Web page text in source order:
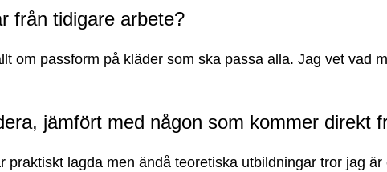
från tidigare arbete?
om passform på kläder som ska passa alla. Jag vet vad
jämfört med någon som kommer direkt
lagda men ändå teoretiska utbildningar tror jag